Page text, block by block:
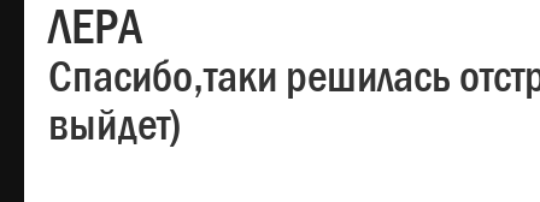
ЛЕРА
Спасибо,таки решилась
выйдет)